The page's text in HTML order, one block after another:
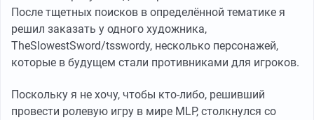
После тщетных поисков в определённой тематике я
решил заказать у одного художника,
TheSlowestSword/tsswordy, несколько персонажей,
которые в будущем стали противниками для игроков.
Поскольку я не хочу, чтобы кто-либо, решивший
провести ролевую игру в мире MLP, столкнулся со